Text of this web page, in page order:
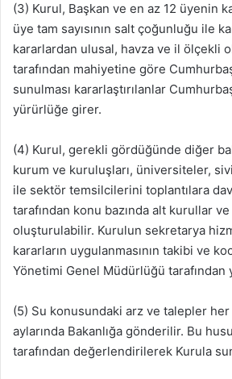
(3) Kurul, Başkan ve en az 12 üyenin
üye tam sayısının salt çoğunluğu ile
kararlardan ulusal, havza ve il ölçekli
tarafından mahiyetine göre
sunulması kararlaştırılanlar
yürürlüğe girer.
(4) Kurul, gerekli gördüğünde diğer
kurum ve kuruluşları, üniversiteler,
ile sektör temsilcilerini toplantılara
tarafından konu bazında alt kurullar ve
oluşturulabilir. Kurulun sekretarya
kararların uygulanmasının takibi ve
Yönetimi Genel Müdürlüğü tarafından
(5) Su konusundaki arz ve talepler her
aylarında Bakanlığa gönderilir. Bu
tarafından değerlendirilerek Kurula